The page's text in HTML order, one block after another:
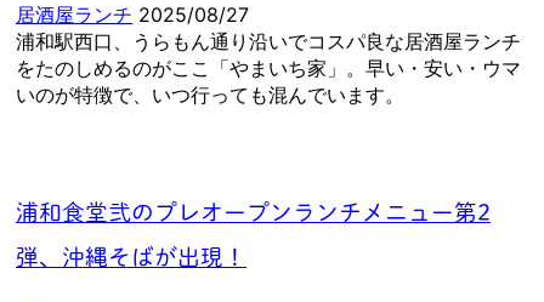
居酒屋ランチ 2025/08/27
浦和駅西口、うらもん通り沿いでコスパ良な居酒屋ランチ
をたのしめるのがここ「やまいち家」。早い・安い・ウマ
いのが特徴で、いつ行っても混んでいます。
浦和食堂弐のプレオープンランチメニュー第2
弾、沖縄そばが出現！